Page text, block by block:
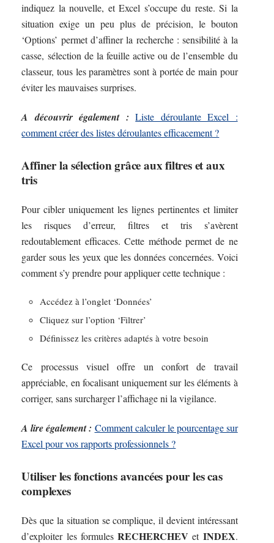
indiquez la nouvelle, et Excel s’occupe du reste. Si la
situation exige un peu plus de précision, le bouton
‘Options’ permet d’affiner la recherche : sensibilité à la
casse, sélection de la feuille active ou de l’ensemble du
classeur, tous les paramètres sont à portée de main pour
éviter les mauvaises surprises.
A découvrir également : Liste déroulante Excel :
comment créer des listes déroulantes efficacement ?
Affiner la sélection grâce aux filtres et aux
tris
Pour cibler uniquement les lignes pertinentes et limiter
les risques d’erreur, filtres et tris s’avèrent
redoutablement efficaces. Cette méthode permet de ne
garder sous les yeux que les données concernées. Voici
comment s’y prendre pour appliquer cette technique :
Accédez à l’onglet ‘Données’
Cliquez sur l’option ‘Filtrer’
Définissez les critères adaptés à votre besoin
Ce processus visuel offre un confort de travail
appréciable, en focalisant uniquement sur les éléments à
corriger, sans surcharger l’affichage ni la vigilance.
A lire également : Comment calculer le pourcentage sur
Excel pour vos rapports professionnels ?
Utiliser les fonctions avancées pour les cas
complexes
Dès que la situation se complique, il devient intéressant
d’exploiter les formulesRECHERCHEV et INDEX.